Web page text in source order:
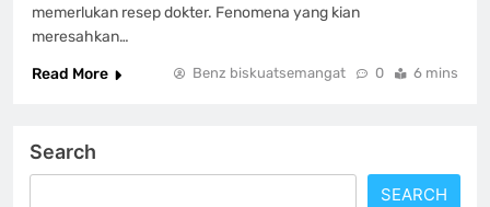
memerlukan resep dokter. Fenomena yang kian
meresahkan…
Read More
Benz biskuatsemangat 0 6 mins
Search
SEARCH